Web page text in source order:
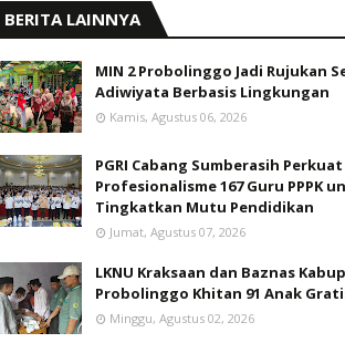
BERITA LAINNYA
MIN 2 Probolinggo Jadi Rujukan
Adiwiyata Berbasis Lingkungan
Kamis, Agustus 06, 2026
PGRI Cabang Sumberasih Perkuat
Profesionalisme 167 Guru PPPK
Tingkatkan Mutu Pendidikan
Jumat, Agustus 07, 2026
LKNU Kraksaan dan Baznas
Probolinggo Khitan 91 Anak
Minggu, Agustus 02, 2026